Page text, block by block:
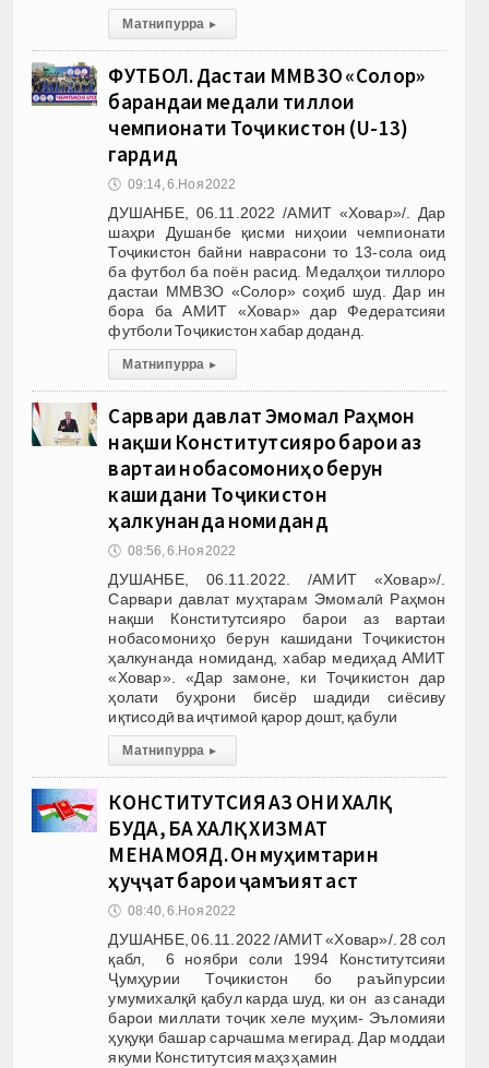
Матни пурра ▸
ФУТБОЛ. Дастаи ММВЗО «Солор»
барандаи медали тиллои
чемпионати Тоҷикистон (U-13)
гардид
🕔 09:14, 6.Ноя 2022
ДУШАНБЕ, 06.11.2022 /АМИТ «Ховар»/. Дар
шаҳри Душанбе қисми ниҳоии чемпионати
Тоҷикистон байни наврасони то 13-сола оид
ба футбол ба поён расид. Медалҳои тиллоро
дастаи ММВЗО «Солор» соҳиб шуд. Дар ин
бора ба АМИТ «Ховар» дар Федератсияи
футболи Тоҷикистон хабар доданд.
Матни пурра ▸
Сарвари давлат Эмомалӣ Раҳмон
нақши Конститутсияро барои аз
вартаи нобасомониҳо берун
кашидани Тоҷикистон
ҳалкунанда номиданд
🕔 08:56, 6.Ноя 2022
ДУШАНБЕ, 06.11.2022. /АМИТ «Ховар»/.
Сарвари давлат муҳтарам Эмомалӣ Раҳмон
нақши Конститутсияро барои аз вартаи
нобасомониҳо берун кашидани Тоҷикистон
ҳалкунанда номиданд, хабар медиҳад АМИТ
«Ховар». «Дар замоне, ки Тоҷикистон дар
ҳолати буҳрони бисёр шадиди сиёсиву
иқтисодӣ ва иҷтимоӣ қарор дошт, қабули
Матни пурра ▸
КОНСТИТУТСИЯ АЗ ОНИ ХАЛҚ
БУДА, БА ХАЛҚ ХИЗМАТ
МЕНАМОЯД. Он муҳимтарин
ҳуҷҷат барои ҷамъият аст
🕔 08:40, 6.Ноя 2022
ДУШАНБЕ, 06.11.2022 /АМИТ «Ховар»/. 28 сол
қабл, 6 ноябри соли 1994 Конститутсияи
Ҷумҳурии Тоҷикистон бо раъйпурсии
умумихалқӣ қабул карда шуд, ки он аз санади
барои миллати тоҷик хеле муҳим- Эъломияи
ҳуқуқи башар сарчашма мегирад. Дар моддаи
якуми Конститутсия маҳз ҳамин